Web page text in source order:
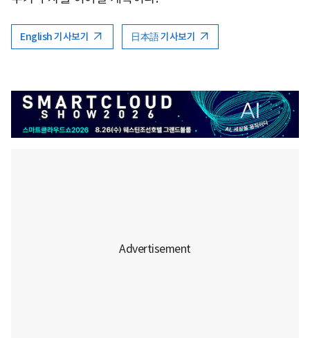
English 기사보기 日本語 기사보기